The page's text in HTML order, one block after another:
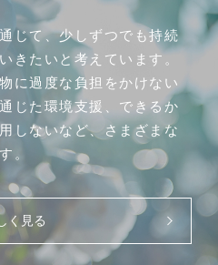
じて、少しずつでも持続
きたいと考えています。
に過度な負担をかけない
じた環境支援、できるか
しないなど、さまざまな
。
く見る